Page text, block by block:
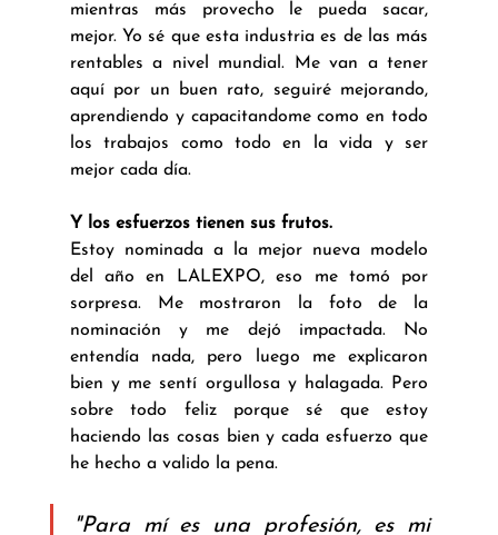
mientras más provecho le pueda sacar,
mejor. Yo sé que esta industria es de las más
rentables a nivel mundial. Me van a tener
aquí por un buen rato, seguiré mejorando,
aprendiendo y capacitandome como en todo
los trabajos como todo en la vida y ser
mejor cada día.
Y los esfuerzos tienen sus frutos.
Estoy nominada a la mejor nueva modelo
del año en LALEXPO, eso me tomó por
sorpresa. Me mostraron la foto de la
nominación y me dejó impactada. No
entendía nada, pero luego me explicaron
bien y me sentí orgullosa y halagada. Pero
sobre todo feliz porque sé que estoy
haciendo las cosas bien y cada esfuerzo que
he hecho a valido la pena.
"Para mí es una profesión, es mi